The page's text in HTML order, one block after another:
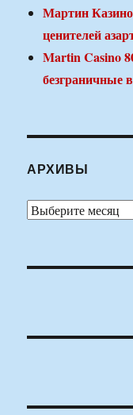
Мартин
ценителей
Martin Casino
безграничные
АРХИВЫ
Архивы